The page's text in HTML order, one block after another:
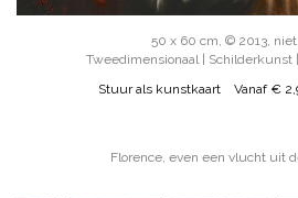
50 x 60 cm, © 2013,
Tweedimensionaal | Schilderkunst
Stuur als kunstkaart Vanaf €
Florence, even een vlucht uit